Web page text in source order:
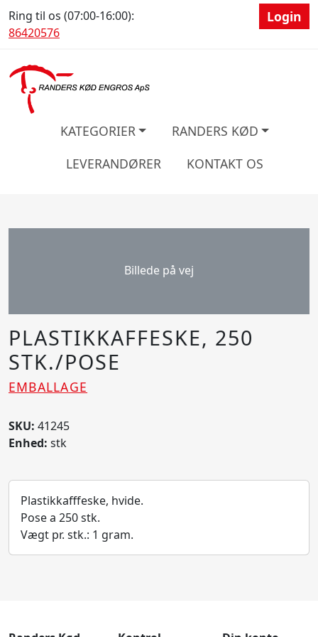
Ring til os (07:00-16:00):
86420576
Login
KATEGORIER
RANDERS KØD
LEVERANDØRER
KONTAKT OS
Billede på vej
PLASTIKKAFFESKE, 250
STK./POSE
EMBALLAGE
SKU: 41245
Enhed: stk
Plastikkafffeske, hvide.
Pose a 250 stk.
Vægt pr. stk.: 1 gram.